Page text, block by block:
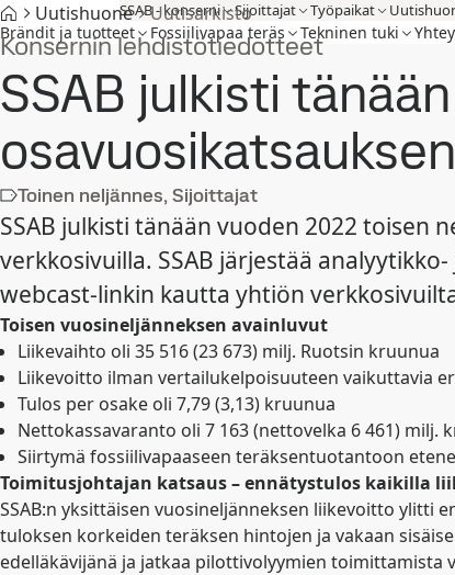
SSAB - konserni Sijoittajat Työpaikat
Brändit ja tuotteet Fossiilivapaa teräs Tekninen tuki
Uutishuone Uutisarkisto
Konsernin lehdistötiedotteet
SSAB julkisti
Toinen neljännes, Sijoittajat
SSAB julkisti tänään vuoden 2022 toisen
verkkosivuilla. SSAB järjestää
webcast-linkin kautta yhtiön
Toisen vuosineljänneksen avainluvut
Liikevaihto oli 35 516 (23 673) milj. Ruotsin kruunua
Liikevoitto ilman vertailukelpoisuuteen vaikuttavia
Tulos per osake oli 7,79 (3,13) kruunua
Nettokassavaranto oli 7 163 (nettovelka 6 461) milj.
Siirtymä fossiilivapaaseen teräksentuotantoon
Toimitusjohtajan katsaus –ennätystulos kaikilla
SSAB:n yksittäisen vuosineljänneksen liikevoitto ylitti
tuloksen korkeiden teräksen hintojen ja vakaan
edelläkävijänä ja jatkaa pilottivolyymien toimittamista